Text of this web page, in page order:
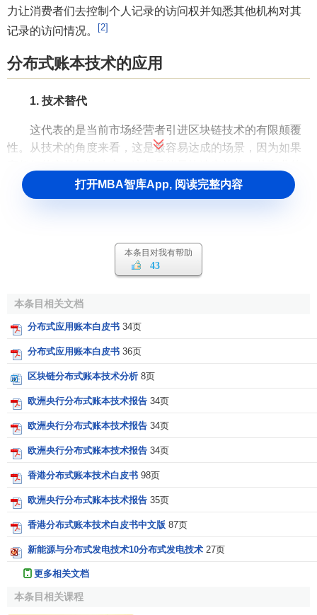
力让消费者们去控制个人记录的访问权并知悉其他机构对其
记录的访问情况。
[2]
分布式账本技术的应用
1. 技术替代
这代表的是当前市场经营者引进区块链技术的有限颠覆
性。从技术的角度来看，这是最容易达成的场景，因为如果
角度来看，这给市场提供最少的节省成本，这可以被看作是
进一步进化的垫脚石。
技术代替可以扩展到提供一个可扩展的‘智能账本’，这个
场景可以通过行业参与者的合作达成。为主要
法规是一个巨大的挑战，这也不可能在短期之内就能达成。
一个全球 中间商 、 银行和C&S
本C&S平台上合作的联盟，这种场景已经可以通过R3区块链
联盟实现。可是，这样的场景还需要许多年才能实现，并且
只能一步一步来。
4. Uber金融模式
分布式账本技术是一个真正的全球点对点网络，可以代
替传统的资本市场系统，提供这种服务的几个技术平台已经
技术平台是否会给传统的市场基础设施带来挑战。正如我们
所见，其他点对点技术如比特币和Uber，一定程度的适用法
规架构互操作性是让主流社会接受的关键。
分布式账本技术的优势
打开MBA智库App, 阅读完整内容
本条目对我有帮助
43
本条目相关文档
分布式应用账本白皮书 34页
分布式应用账本白皮书 36页
区块链分布式账本技术分析 8页
欧洲央行分布式账本技术报告 34页
欧洲央行分布式账本技术报告 34页
欧洲央行分布式账本技术报告 34页
香港分布式账本技术白皮书 98页
欧洲央行分布式账本技术报告 35页
香港分布式账本技术白皮书中文版 87页
新能源与分布式发电技术10分布式发电技术 27页
更多相关文档
本条目相关课程